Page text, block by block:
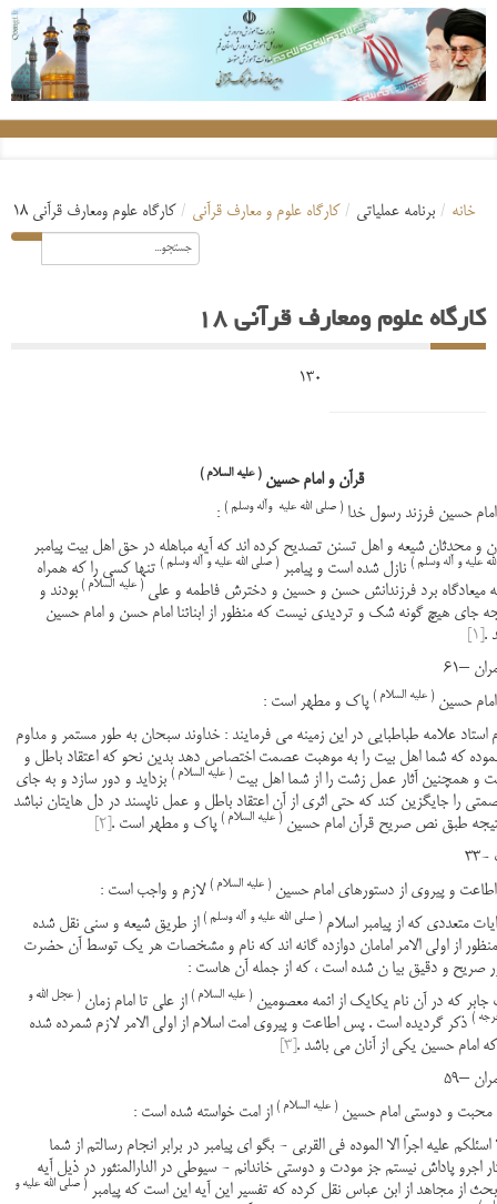
خانه / برنامه عملیاتی / کارگاه علوم و معارف قرآنی / کارگاه علوم ومعارف قرآنی 18
کارگاه علوم ومعارف قرآنی 18
قرآن و امام حسین( علیه السلام )
( صلی الله علیه وآله وسلم ) :
و محدثان شیعه و اهل تسنن تصدیح کرده اند که آیه مباهله در حق اهل بیت پیامبر
علیه و آله وسلم ) نازل شده است و پیامبر( صلی الله علیه و آله وسلم ) تنها کسی را که همراه
میعادگاه برد فرزندانش حسن و حسین و دخترش فاطمه و علی( علیه السلام ) بودند و
جای هیچ گونه شک و تردیدی نیست که منظور از ابنائنا امام حسن و امام حسین
.
[1]
–61
( علیه السلام ) پاک و مطهر است :
استاد علامه طباطبایی در این زمینه می فرمایند : خداوند سبحان به طور مستمر و مداوم
نموده که شما اهل بیت را به موهبت عصمت اختصاص دهد بدین نحو که اعتقاد باطل و
و همچنین آثار عمل زشت را از شما اهل بیت( علیه السلام ) بزداید و دور سازد و به جای
را جایگزین کند که حتی اثری از آن اعتقاد باطل و عمل ناپسند در دل هایتان نباشد
طبق نص صریح قرآن امام حسین( علیه السلام ) پاک و مطهر است . [2]
33
( علیه السلام ) لازم و واجب است :
متعددی که از پیامبر اسلام( صلی الله علیه و آله وسلم ) از طریق شیعه و سنی نقل شده
از اولی الامر امامان دوازده گانه اند که نام و مشخصات هر یک توسط آن حضرت
صریح و دقیق بیا ن شده است ، که از جمله آن هاست :
که در آن نام یکایک از ائمه معصومین( علیه السلام ) از علی تا امام زمان( عجل الله و
) ذکر گردیده است . پس اطاعت و پیروی امت اسلام از اولی الامر لازم شمرده شده
امام حسین یکی از آنان می باشد . [3]
–59
( علیه السلام ) از امت خواسته شده است :
علیه اجرّا الا الموده فی القربی - بگو ای پیامبر در برابر انجام رسالتم از شما
اجرو پاداش نیستم جز مودت و دوستی خاندانم - سیوطی در الدارالمنثور در ذیل آیه
از مجاهد از ابن عباس نقل کرده که تفسیر این آیه این است که پیامبر( صلی الله علیه و